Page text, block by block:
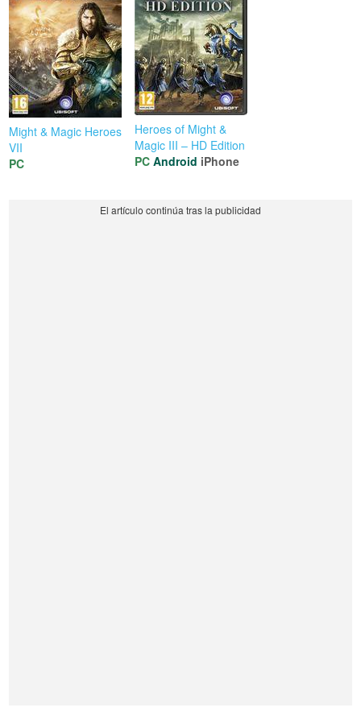
Might & Magic Heroes
VII
PC
Heroes of Might &
Magic III – HD Edition
PC Android iPhone